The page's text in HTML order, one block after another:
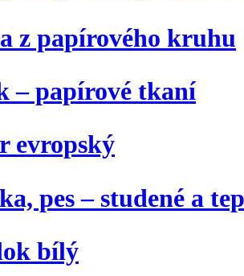
z papírového kruhu
– papírové tkaní
evropský
pes – studené a
bílý